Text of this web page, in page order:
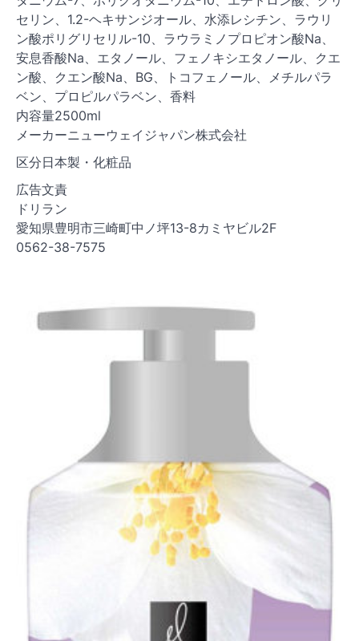
セリン、1.2-ヘキサンジオール、水添レシチン、ラウリ
ン酸ポリグリセリル-10、ラウラミノプロピオン酸Na、
安息香酸Na、エタノール、フェノキシエタノール、クエ
ン酸、クエン酸Na、BG、トコフェノール、メチルパラ
ベン、プロピルパラベン、香料
内容量2500ml
メーカーニューウェイジャパン株式会社
区分日本製・化粧品
広告文責
ドリラン
愛知県豊明市三崎町中ノ坪13-8カミヤビル2F
0562-38-7575